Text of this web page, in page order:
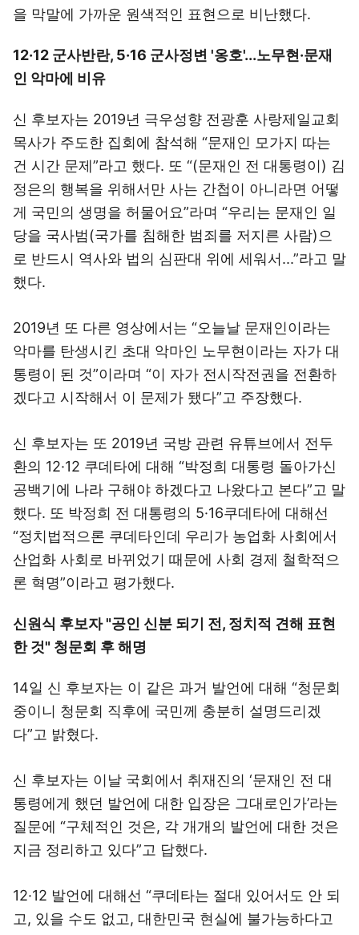
을 막말에 가까운 원색적인 표현으로 비난했다.
12·12 군사반란, 5·16 군사정변 '옹호'...노무현·문재
인 악마에 비유
신 후보자는 2019년 극우성향 전광훈 사랑제일교회
목사가 주도한 집회에 참석해 “문재인 모가지 따는
건 시간 문제”라고 했다. 또 “(문재인 전 대통령이) 김
정은의 행복을 위해서만 사는 간첩이 아니라면 어떻
게 국민의 생명을 허물어요”라며 “우리는 문재인 일
당을 국사범(국가를 침해한 범죄를 저지른 사람)으
로 반드시 역사와 법의 심판대 위에 세워서...”라고 말
했다.
2019년 또 다른 영상에서는 “오늘날 문재인이라는
악마를 탄생시킨 초대 악마인 노무현이라는 자가 대
통령이 된 것”이라며 “이 자가 전시작전권을 전환하
겠다고 시작해서 이 문제가 됐다”고 주장했다.
신 후보자는 또 2019년 국방 관련 유튜브에서 전두
환의 12·12 쿠데타에 대해 “박정희 대통령 돌아가신
공백기에 나라 구해야 하겠다고 나왔다고 본다”고 말
했다. 또 박정희 전 대통령의 5·16쿠데타에 대해선
“정치법적으론 쿠데타인데 우리가 농업화 사회에서
산업화 사회로 바뀌었기 때문에 사회 경제 철학적으
론 혁명”이라고 평가했다.
신원식 후보자 "공인 신분 되기 전, 정치적 견해 표현
한 것" 청문회 후 해명
14일 신 후보자는 이 같은 과거 발언에 대해 “청문회
중이니 청문회 직후에 국민께 충분히 설명드리겠
다”고 밝혔다.
신 후보자는 이날 국회에서 취재진의 ‘문재인 전 대
통령에게 했던 발언에 대한 입장은 그대로인가’라는
질문에 “구체적인 것은, 각 개개의 발언에 대한 것은
지금 정리하고 있다”고 답했다.
12·12 발언에 대해선 “쿠데타는 절대 있어서도 안 되
고, 있을 수도 없고, 대한민국 현실에 불가능하다고